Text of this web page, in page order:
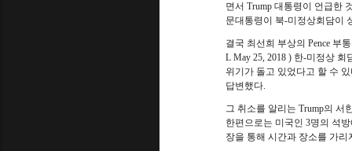
면서 Trump 대통령이 언급한
문대통령이 북-미정상회담이
결국 최선희 부상의 Pence 부
L May 25, 2018 ) 한-미정상 회
위기가 돌고 있었다고 할 수 있
답변했다.
그 취소를 알리는 Trump의 서
한편으로는 미국인 3명의 석
장을 통해 시간과 장소를 가